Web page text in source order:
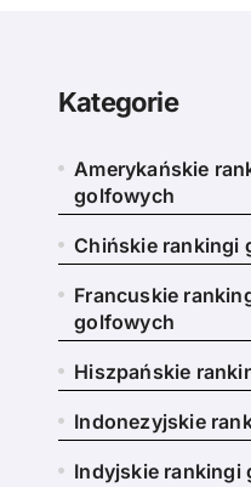
Kategorie
Amerykańskie
golfowych
Chińskie rankingi
Francuskie
golfowych
Hiszpańskie
Indonezyjskie
Indyjskie rankingi